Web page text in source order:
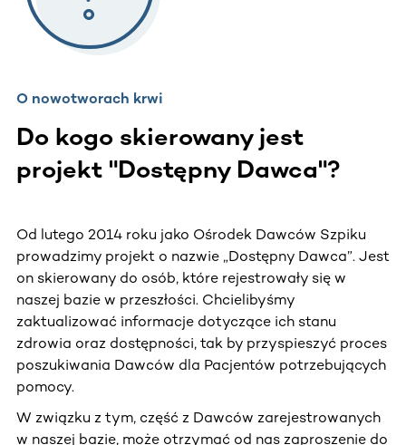
O nowotworach krwi
Do kogo skierowany jest
projekt "Dostępny Dawca"?
Od lutego 2014 roku jako Ośrodek Dawców Szpiku
prowadzimy projekt o nazwie „Dostępny Dawca”. Jest
on skierowany do osób, które rejestrowały się w
naszej bazie w przeszłości. Chcielibyśmy
zaktualizować informacje dotyczące ich stanu
zdrowia oraz dostępności, tak by przyspieszyć proces
poszukiwania Dawców dla Pacjentów potrzebujących
pomocy.
W związku z tym, część z Dawców zarejestrowanych
w naszej bazie, może otrzymać od nas zaproszenie do